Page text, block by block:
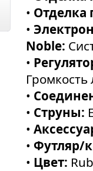
• Отделка
•
Noble:
•
•
• Струны:
•
• Футляр/
• Цвет: